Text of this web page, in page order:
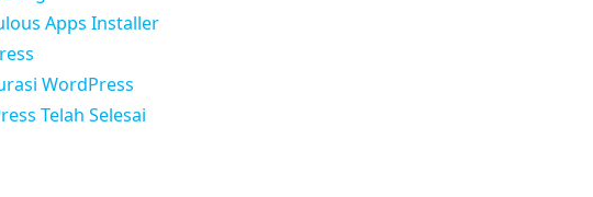
Apps Installer
WordPress
Telah Selesai